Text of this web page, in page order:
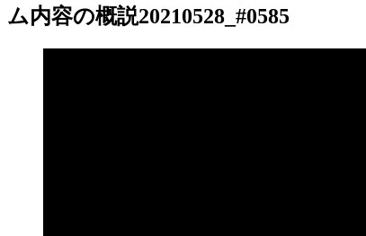
ム内容の概説20210528_#0585